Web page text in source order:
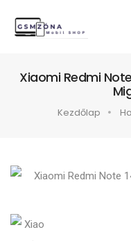
Xiaomi Redmi
Kezdőlap